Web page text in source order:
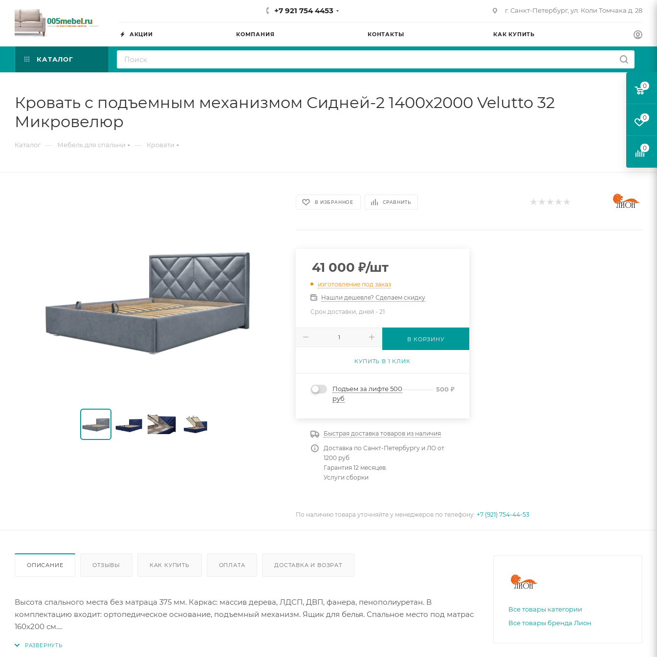
+7 921 754 4453 г. Санкт-Петербург, ул. Коли Томчака д. 28
АКЦИИ КОМПАНИЯ КОНТАКТЫ КАК КУПИТЬ
КАТАЛОГ
Кровать с подъемным механизмом Сидней-2 1400х2000 Velutto 32
Микровелюр
Каталог — Мебель для спальни — Кровати
В ИЗБРАННОЕ СРАВНИТЬ
41 000 ₽/шт
изготовление под заказ
Нашли дешевле? Сделаем скидку
Срок доставки, дней -21
В КОРЗИНУ
КУПИТЬ В 1 КЛИК
Подъем за лифте 500
руб
500₽
Быстрая доставка товаров из наличия
Доставка по Санкт-Петербургу и ЛО от
1200 руб
Гарантия 12 месяцев.
Услуги сборки
По наличию товара уточняйте у менеджеров по телефону:+7 (921) 754-44-53
ОПИСАНИЕ ОТЗЫВЫ КАК КУПИТЬ ОПЛАТА ДОСТАВКА И ВОЗРАТ
Высота спального места без матраца 375 мм. Каркас: массив дерева, ЛДСП, ДВП, фанера, пенополиуретан. В
комплектацию входит: ортопедическое основание, подъемный механизм. Ящик для белья. Спальное место под матрас
160х200 см.
Все товары категории
Все товары бренда Лион
0
0
0